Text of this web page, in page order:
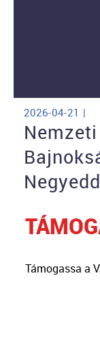
2026-04-21 |
Támogassa a